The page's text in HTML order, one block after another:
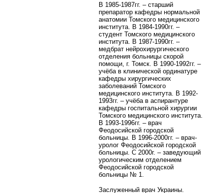
В 1985-1987гг. – старший
препаратор кафедры нормальной
анатомии Томского медицинского
института. В 1984-1990гг. –
студент Томского медицинского
института. В 1987-1990гг. –
медбрат нейрохирургического
отделения больницы скорой
помощи, г. Томск. В 1990-1992гг. –
учёба в клинической ординатуре
кафедры хирургических
заболеваний Томского
медицинского института. В 1992-
1993гг. – учёба в аспирантуре
кафедры госпитальной хирургии
Томского медицинского института.
В 1993-1996гг. – врач
Феодосийской городской
больницы. В 1996-2000гг. – врач-
уролог Феодосийской городской
больницы. С 2000г. – заведующий
урологическим отделением
Феодосийской городской
больницы № 1.
Заслуженный врач Украины.